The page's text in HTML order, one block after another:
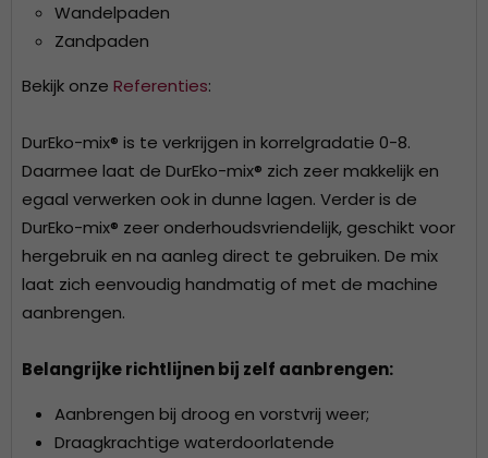
Wandelpaden
Zandpaden
Bekijk onze Referenties:
DurEko-mix® is te verkrijgen in korrelgradatie 0-8.
Daarmee laat de DurEko-mix® zich zeer makkelijk en
egaal verwerken ook in dunne lagen. Verder is de
DurEko-mix® zeer onderhoudsvriendelijk, geschikt voor
hergebruik en na aanleg direct te gebruiken. De mix
laat zich eenvoudig handmatig of met de machine
aanbrengen.
Belangrijke richtlijnen bij zelf aanbrengen:
Aanbrengen bij droog en vorstvrij weer;
Draagkrachtige waterdoorlatende